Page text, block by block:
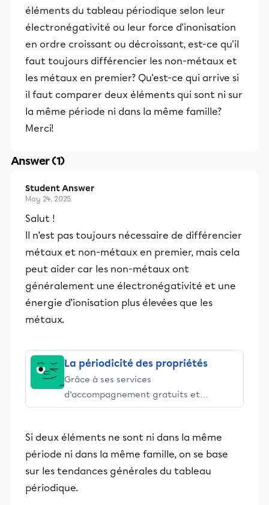
éléments du tableau périodique selon leur
électronégativité ou leur force d'inonisation
en ordre croissant ou décroissant, est-ce qu'il
faut toujours différencier les non-métaux et
les métaux en premier? Qu'est-ce qui arrive si
il faut comparer deux éléments qui sont ni sur
la même période ni dans la même famille?
Merci!
Answer (1)
Student Answer
May 24, 2025
Salut !
Il n’est pas toujours nécessaire de différencier
métaux et non-métaux en premier, mais cela
peut aider car les non-métaux ont
généralement une électronégativité et une
énergie d’ionisation plus élevées que les
métaux.
La périodicité des propriétés
Grâce à ses services
d’accompagnement gratuits et
stimulants, Alloprof engage les élèves
éducative.
Si deux éléments ne sont ni dans la même
période ni dans la même famille, on se base
sur les tendances générales du tableau
périodique.